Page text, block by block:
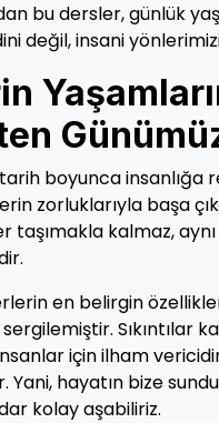
bu dersler, günlük
değil, insani
boyunca insanlığa
zorluklarıyla başa
kalmaz,
en belirgin
Sıkıntılar
için ilham
hayatın bize
kolay aşabiliriz.